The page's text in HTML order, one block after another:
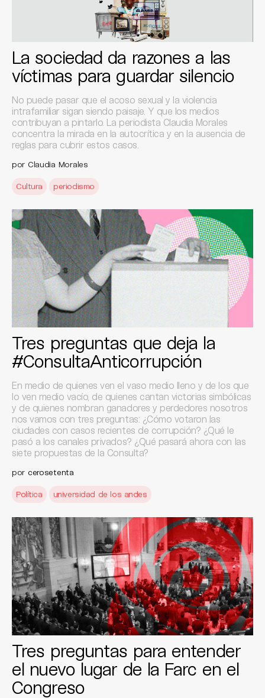
La sociedad da razones a las
víctimas para guardar silencio
No puede pasar que el acoso sexual y la violencia
intrafamiliar sigan siendo paisaje. Y que los medios
contribuyan a pintarlo. La periodista Claudia Morales
concentra la mirada en la autocrítica y en la ausencia de
reglas para cubrir estos casos.
por Claudia Morales
Cultura periodismo
Tres preguntas que deja la
#ConsultaAnticorrupción
En medio de quienes ven el vaso medio lleno y de los que
lo ven medio vacío, de quienes cantan victorias simbólicas
y de quienes nombran ganadores y perdedores nosotros
nos vamos con tres preguntas: ¿Cómo votaron las
ciudades con casos recientes de corrupción? ¿Qué le
pasó a los canales privados? ¿Qué pasará ahora con las
siete propuestas de la Consulta?
por cerosetenta
Política universidad de los andes
Tres preguntas para entender
el nuevo lugar de la Farc en el
Congreso